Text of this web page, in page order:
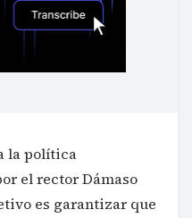
la política
el rector Dámaso
es garantizar que